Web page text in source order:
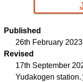
楽天市場
Published
26th February 2023
Revised
17th September
Yudakogen station.